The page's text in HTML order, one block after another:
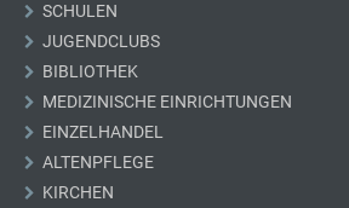
SCHULEN
JUGENDCLUBS
BIBLIOTHEK
MEDIZINISCHE EINRICHTUNGEN
EINZELHANDEL
ALTENPFLEGE
KIRCHEN